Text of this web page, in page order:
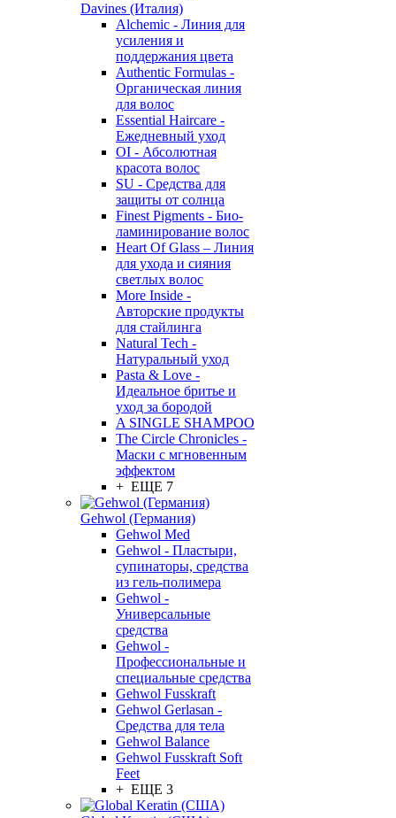
Davines (Италия)
Alchemic - Линия для
усиления и
поддержания цвета
Authentic Formulas -
Органическая линия
для волос
Essential Haircare -
Eжедневный уход
OI - Абсолютная
красота волос
SU - Средства для
защиты от солнца
Finest Pigments - Био-
ламинирование волос
Heart Of Glass – Линия
для ухода и сияния
светлых волос
More Inside -
Авторские продукты
для стайлинга
Natural Tech -
Натуральный уход
Pasta & Love -
Идеальное бритье и
уход за бородой
A SINGLE SHAMPOO
The Circle Chronicles -
Маски с мгновенным
эффектом
+ ЕЩЕ 7
Gehwol (Германия)
Gehwol Med
Gehwol - Пластыри,
супинаторы, средства
из гель-полимера
Gehwol -
Универсальные
средства
Gehwol -
Профессиональные и
специальные средства
Gehwol Fusskraft
Gehwol Gerlasan -
Средства для тела
Gehwol Balance
Gehwol Fusskraft Soft
Feet
+ ЕЩЕ 3